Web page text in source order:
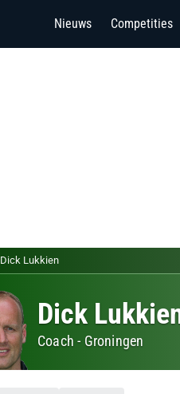
Nieuws Competities
Dick Lukkien
Dick
Coach - Groningen